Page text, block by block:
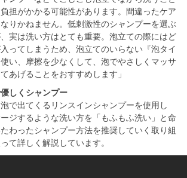
担がかかる可能性があります。間違ったケア
りかねません。低刺激性のシャンプーを選ぶ
実は洗い方はとても重要。泡立ての際にはど
ってしまうため、泡立てのいらない『泡タイ
い、摩擦を少なくして、泡でやさしくマッサ
あげることをおすすめします」
しくシャンプー
で出てくるリンスインシャンプーを使用し
ジするような洗い方を「もふもふ洗い」と命
わったシャンプー方法を推奨していく取り組
て詳しく解説しています。